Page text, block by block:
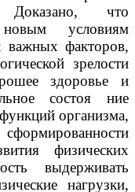
Доказано, что
условиям
важных факторов,
зрелости
здоровье и
состоя ние
организма,
физических
выдерживать
нагрузки,